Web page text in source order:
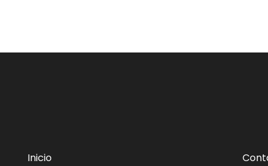
Inicio